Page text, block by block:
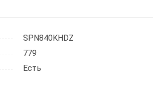
SPN840KHDZ
779
Есть